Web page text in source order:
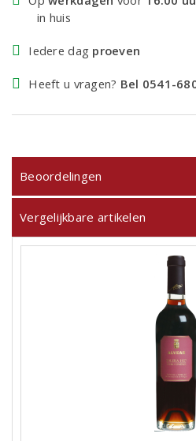
in huis
Iedere dag proeven
Heeft u vragen? Bel 0541-
Beoordelingen
Vergelijkbare artikelen